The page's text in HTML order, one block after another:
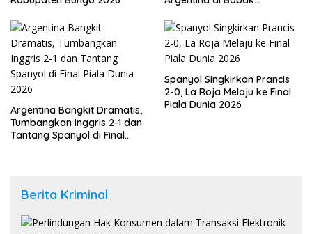
Argentina Bangkit Dramatis,
Tumbangkan Inggris 2-1 dan
Tantang Spanyol di Final
Spanyol Singkirkan Prancis
2-0, La Roja Melaju ke Final
Piala Dunia 2026
Berita Kriminal